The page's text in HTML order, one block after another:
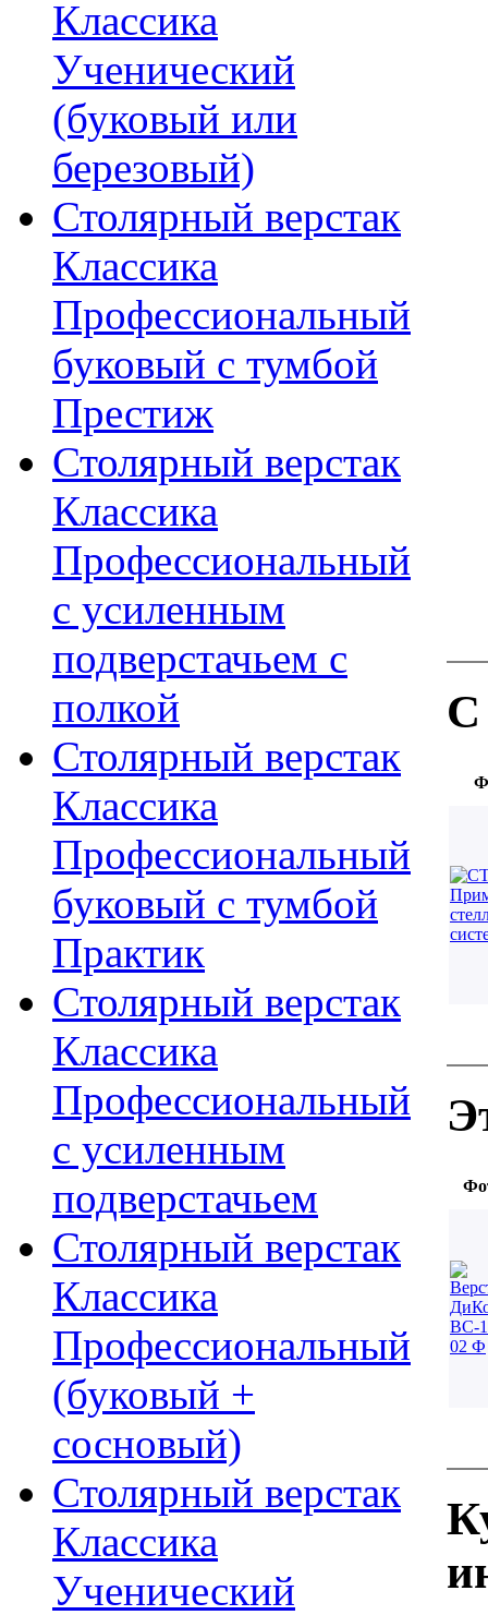
Классика
Ученический
(буковый или
березовый)
Столярный верстак
Классика
Профессиональный
буковый с тумбой
Престиж
Столярный верстак
Классика
Профессиональный
с усиленным
подверстачьем с
полкой
Столярный верстак
Классика
Профессиональный
буковый с тумбой
Практик
Столярный верстак
Классика
Профессиональный
с усиленным
подверстачьем
Столярный верстак
Классика
Профессиональный
(буковый +
сосновый)
Столярный верстак
Классика
Ученический
С